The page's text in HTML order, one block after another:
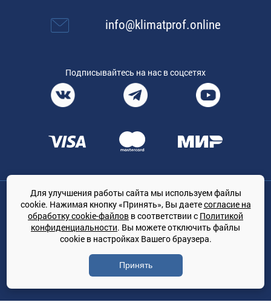
info@klimatprof.online
Подписывайтесь на нас в соцсетях
Общество с ограниченной ответственностью «ТРЕЙДКОН», ОГРН:
1167847364079, 197022, г. Санкт-Петербург, проспект Медиков, 7
КЛИМАТПРОФ.ONLINE - оптовая продажа кондиционеров и
климатической техники на территории РФ
© Сайт принадлежит ООО «ТРЕЙДКОН»
Политика конфиденциальности
Для улучшения работы сайта мы используем файлы
cookie. Нажимая кнопку «Принять», Вы даетесогласие на
обработку cookie-файлов в соответствии с Политикой
конфиденциальности. Вы можете отключить файлы
cookie в настройках Вашего браузера.
Принять